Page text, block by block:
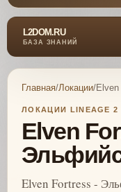
L2DOM.RU
БАЗА ЗНАНИЙ
Главная/Локации/
ЛОКАЦИИ LINEAGE 2
Elven
Elven Fortress -